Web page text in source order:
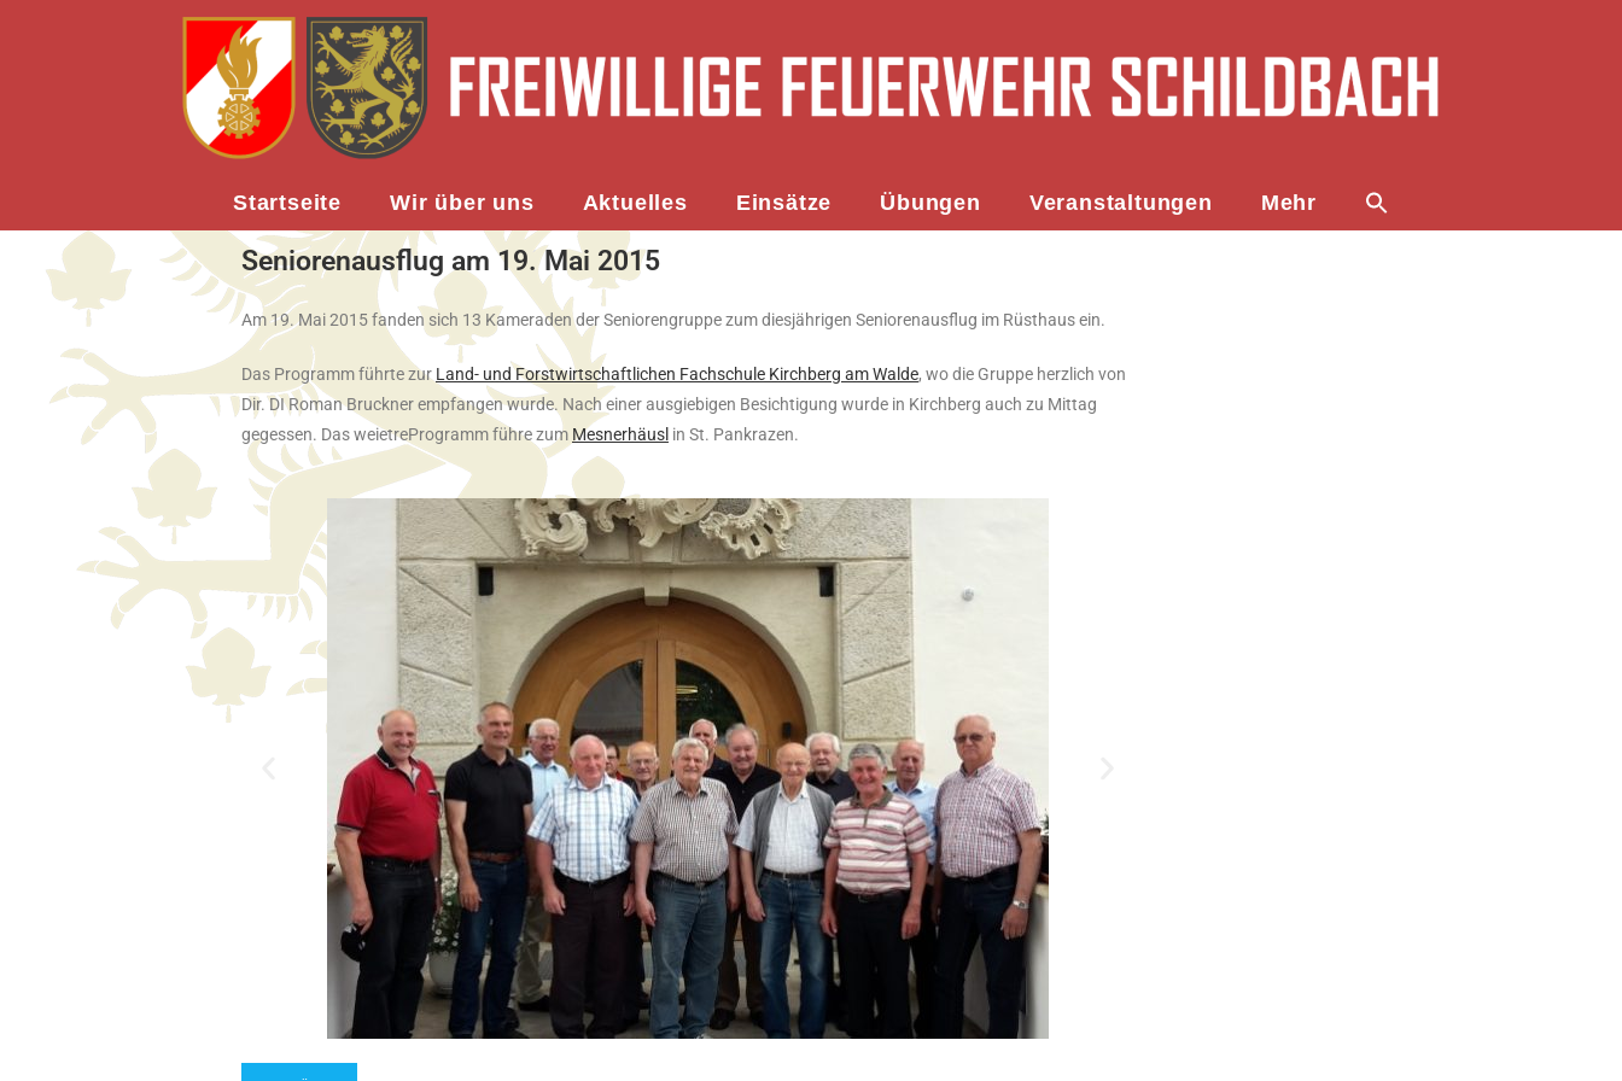
Startseite Wir über uns Aktuelles Einsätze Übungen Veranstaltungen Mehr
Seniorenausflug am 19. Mai 2015
Am 19. Mai 2015 fanden sich 13 Kameraden der Seniorengruppe zum diesjährigen Seniorenausflug im Rüsthaus ein.
Das Programm führte zur Land- und Forstwirtschaftlichen Fachschule Kirchberg am Walde, wo die Gruppe herzlich von
Dir. DI Roman Bruckner empfangen wurde. Nach einer ausgiebigen Besichtigung wurde in Kirchberg auch zu Mittag
gegessen. Das weietreProgramm führe zum Mesnerhäusl in St. Pankrazen.